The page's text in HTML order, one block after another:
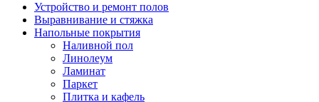
Устройство и ремонт полов
Выравнивание и стяжка
Напольные покрытия
Наливной пол
Линолеум
Ламинат
Паркет
Плитка и кафель